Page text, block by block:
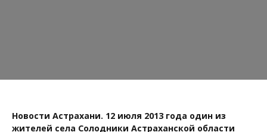
Новости Астрахани. 12 июля 2013 года один из
жителей села Солодники Астраханской области